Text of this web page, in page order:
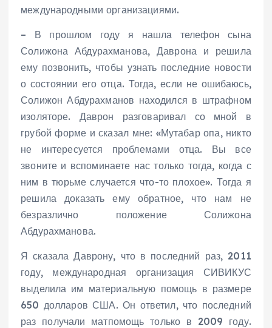
международными организациями.
– В прошлом году я нашла телефон сына
Солижона Абдурахманова, Даврона и решила
ему позвонить, чтобы узнать последние новости
о состоянии его отца. Тогда, если не ошибаюсь,
Солижон Абдурахманов находился в штрафном
изоляторе. Даврон разговаривал со мной в
грубой форме и сказал мне: «Мутабар опа, никто
не интересуется проблемами отца. Вы все
звоните и вспоминаете нас только тогда, когда с
ним в тюрьме случается что-то плохое». Тогда я
решила доказать ему обратное, что нам не
безразлично положение Солижона
Абдурахманова.
Я сказала Даврону, что в последний раз, 2011
году, международная организация СИВИКУС
выделила им материальную помощь в размере
650 долларов США. Он ответил, что последний
раз получали матпомощь только в 2009 году.